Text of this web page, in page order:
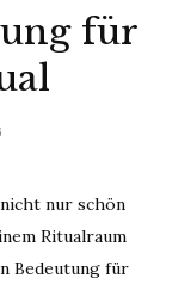
für
nur schön
Ritualraum
Bedeutung für